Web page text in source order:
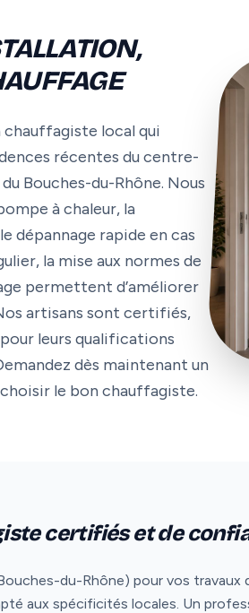
chauffagiste local qui
récentes du centre-
Bouches-du-Rhône. Nous
à chaleur, la
dépannage rapide en cas
la mise aux normes de
permettent d’améliorer
artisans sont certifiés,
leurs qualifications
dès maintenant un
le bon chauffagiste.
certifiés et de
du-Rhône) pour vos travaux
aux spécificités locales. Un